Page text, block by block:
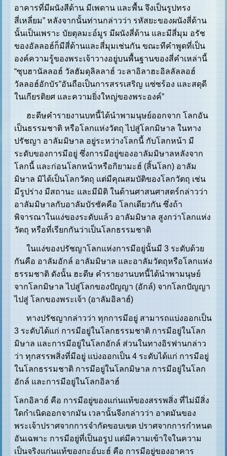
อาคารที่มีผนังสีด้าน มีเพดาน และพื้น จึงเป็นรูปทรง
สี่เหลี่ยม” หลังจากนั้นท่านกล่าวว่า รหัสยะของผนังสี่ด้าน
นั้นเป็นเพราะ บัยตุลมะอ์มูร มีผนังสี่ด้าน และมีสี่มุม อรัช
ของอัลลอฮ์ก็มีสี่ด้านและสี่มุมเช่นกัน ขณะทีคำพูดที่เป็น
องค์ความรู้ของพระเจ้าวางอยู่บนพื้นฐานของสี่คำเหล่านี้
“ซุบฮานัลลอฮ์ วัลฮัมดุลิลลาฮ์ วะลาอิลาฮะอิลลัลลอฮ์
วัลลอฮ์อักบัร”อันถือเป็นการสรรเสริญ แซ่ซร้อง และสดุดี
ในเกียรติยศ และความยิ่งใหญ่ของพระองค์”
ฮะดีษคำรายงานบทนี้ได้นำพามนุษย์ออกจาก โลกอัน
เป็นธรรมชาติ หรือโลกแห่งวัตถุ ไปสู่โลกมิษาล ในทาง
ปรัชญา อาลัมมิษาล อยู่ระหว่างโลกนี้ กับโลกหน้า มี
ระดับของการมีอยู่ ซึ่งการมีอยู่ของอาลัมมิษาลหลังจาก
โลกนี้ และก่อนโลกหน้าหรือกิยามะฮ์ (สิ้นโลก) อาลัม
มิษาล มิได้เป็นโลกวัตถุ แต่มีคุณสมบัติของโลกวัตถุ เช่น
มีรูปร่าง มีสถานะ และมีมิติ ในด้านศาสนศาสตร์กล่าวว่า
อาลัมมิษาลกับอาลัมบัรซัคคือ โลกเดียวกัน ซึ่งถ้า
พิจารณาในแง่ของระดับแล้ว อาลัมมิษาล สูงกว่าโลกแห่ง
วัตถุ หรือที่เรียกกันว่าเป็นโลกธรรมชาติ
ในแง่ของปรัชญาโลกแห่งการมีอยู่นั้นมี 3 ระดับด้วย
กันคือ อาลัมอักล์ อาลัมมิษาล และอาลัมวัตถุหรือโลกแห่ง
ธรรมชาติ ดังนั้น ฮะดีษ คำรายงานบทนี้ได้นำพามนุษย์
จากโลกมิษาล ไปสู่โลกของปัญญา (อักล์) จากโลกปัญญา
ไปสู่ โลกของพระเจ้า (อาลัมอิลาฮ์)
ทางปรัชญากล่าวว่า ทุกการมีอยู่ สามารถแบ่งออกเป็น
3 ระดับได้แก่ การมีอยู่ในโลกธรรมชาติ การมีอยู่ในโลก
มิษาล และการมีอยู่ในโลกอักล์ ส่วนในทางอิรฟานกล่าว
ว่า ทุกสรรพสิ่งที่มีอยู่ แบ่งออกเป็น 4 ระดับได้แก่ การมีอยู่
ในโลกธรรมชาติ การมีอยู่ในโลกมิษาล การมีอยู่ในโลก
อักล์ และการมีอยู่ในโลกอิลาฮ์
โลกอิลาฮ์ คือ การมีอยู่ของแก่นแท้ของสรรพสิ่ง ที่ไม่มีสิ่ง
ใดกำเนิดออกจากมัน เวลานั้นจึงกล่าวว่า อาตมันของ
พระเจ้าปราศจากการจำกัดขอบเขต ปราศจากการกำหนด
อันเฉพาะ การมีอยู่ที่เป็นอรูป แต่มีความเข้าใจในความ
เป็นจริงแก่นแท้ของกะอ์บะฮ์ คือ การมีอยู่ของอาคาร